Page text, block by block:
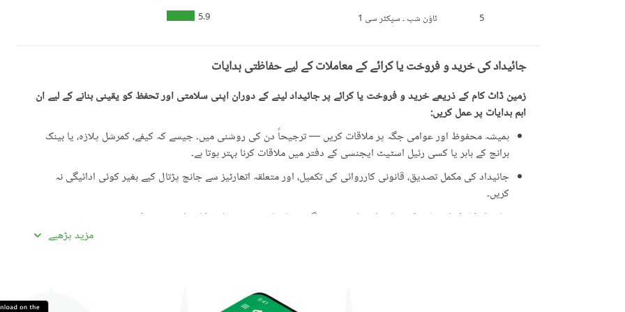
5
ٹاؤن شپ ۔ سیکٹر سی 1 5.9
جائیداد کی خرید و فروخت یا کرائے کے معاملات کے لیے حفاظتی ہدایات
زمین ڈاٹ کام کے ذریعے خرید و فروخت یا کرائے پر جائیداد لینے کے دوران اپنی سلامتی اور تحفظ کو یقینی بنانے کے لیے ان
اہم ہدایات پر عمل کریں:
ہمیشہ محفوظ اور عوامی جگہ پر ملاقات کریں — ترجیحاً دن کی روشنی میں۔ جیسے کہ کیفے، کمرشل پلازہ، یا بینک
برانچ کے باہر یا کسی رئیل اسٹیٹ ایجنسی کے دفتر میں ملاقات کرنا بہتر ہوتا ہے۔
جائیداد کی مکمل تصدیق، قانونی کارروائی کی تکمیل، اور متعلقہ اتھارٹیز سے جانچ پڑتال کیے بغیر کوئی ادائیگی نہ
کریں۔
جائیداد کا مکمل معائنہ کریں اور اشتہار میں دی گئی معلومات سے تفصیلات کا موازنہ ضرور کریں۔
ایسی پیشکشوں سے ہوشیار رہیں جو حقیقت سے زیادہ اچھی لگیں۔ غیرمعمولی طور پر کم قیمتیں دھوکہ دہی کی
مزید پڑھیے